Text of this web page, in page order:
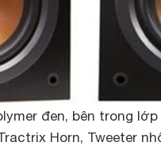
đen, bên trong
Horn, Tweeter